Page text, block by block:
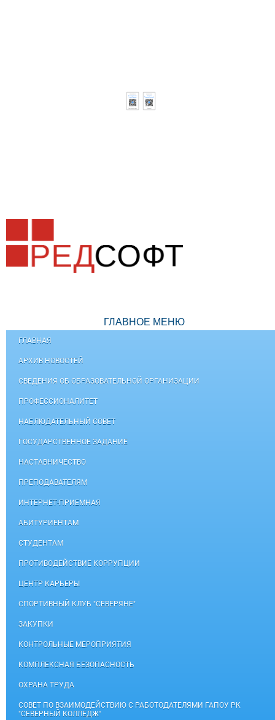
ГЛАВНОЕ МЕНЮ
ГЛАВНАЯ
АРХИВ НОВОСТЕЙ
СВЕДЕНИЯ ОБ ОБРАЗОВАТЕЛЬНОЙ ОРГАНИЗАЦИИ
ПРОФЕССИОНАЛИТЕТ
НАБЛЮДАТЕЛЬНЫЙ СОВЕТ
ГОСУДАРСТВЕННОЕ ЗАДАНИЕ
НАСТАВНИЧЕСТВО
ПРЕПОДАВАТЕЛЯМ
ИНТЕРНЕТ-ПРИЕМНАЯ
АБИТУРИЕНТАМ
СТУДЕНТАМ
ПРОТИВОДЕЙСТВИЕ КОРРУПЦИИ
ЦЕНТР КАРЬЕРЫ
СПОРТИВНЫЙ КЛУБ "СЕВЕРЯНЕ"
ЗАКУПКИ
КОНТРОЛЬНЫЕ МЕРОПРИЯТИЯ
КОМПЛЕКСНАЯ БЕЗОПАСНОСТЬ
ОХРАНА ТРУДА
СОВЕТ ПО ВЗАИМОДЕЙСТВИЮ С РАБОТОДАТЕЛЯМИ ГАПОУ РК
"СЕВЕРНЫЙ КОЛЛЕДЖ"